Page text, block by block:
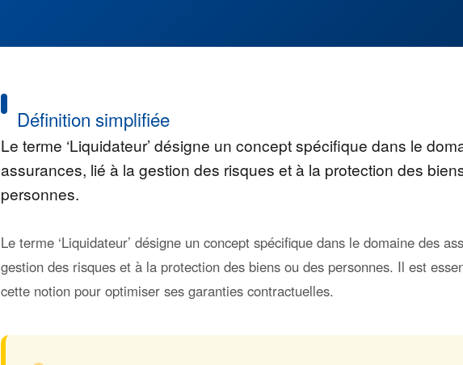
Définition simplifiée
Le terme ‘Liquidateur’ désigne un concept spécifique dans le
assurances, lié à la gestion des risques et à la protection des
personnes.
Le terme ‘Liquidateur’ désigne un concept spécifique dans le domaine des
gestion des risques et à la protection des biens ou des personnes. Il est
cette notion pour optimiser ses garanties contractuelles.